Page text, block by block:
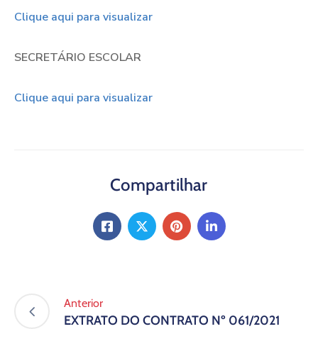
Clique aqui para visualizar
SECRETÁRIO ESCOLAR
Clique aqui para visualizar
Compartilhar
Anterior
EXTRATO DO CONTRATO Nº 061/2021